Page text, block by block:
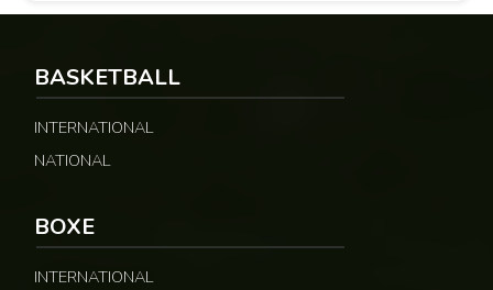
BASKETBALL
INTERNATIONAL
NATIONAL
BOXE
INTERNATIONAL